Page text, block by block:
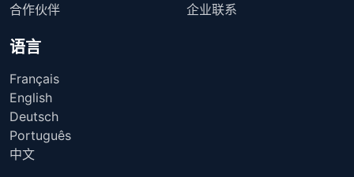
合作伙伴
企业联系
语言
Français
English
Deutsch
Português
中文